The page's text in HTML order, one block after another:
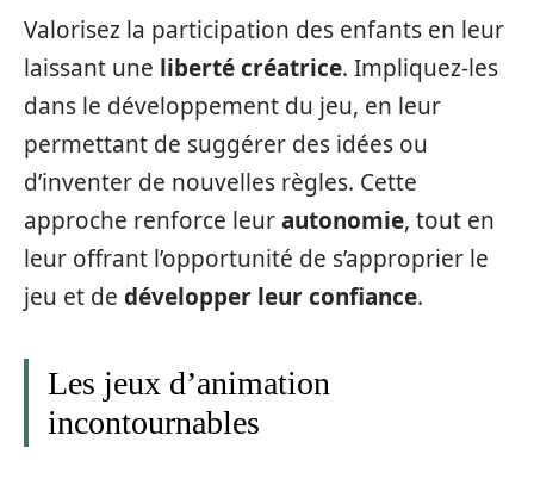
Valorisez la participation des enfants en leur
laissant une liberté créatrice. Impliquez-les
dans le développement du jeu, en leur
permettant de suggérer des idées ou
d’inventer de nouvelles règles. Cette
approche renforce leurautonomie, tout en
leur offrant l’opportunité de s’approprier le
jeu et de développer leur confiance.
Les jeux d’animation
incontournables